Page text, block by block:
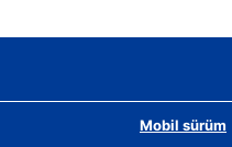
Mobil sürüm